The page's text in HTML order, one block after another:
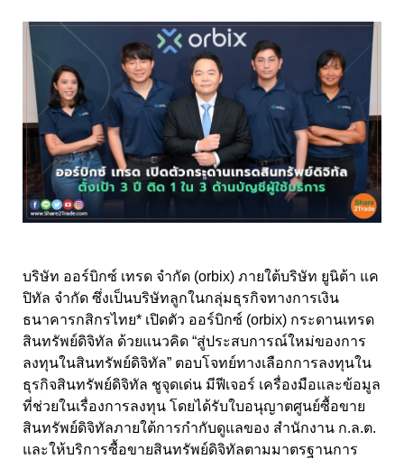
บริษัท ออร์บิกซ์ เทรด จำกัด (orbix) ภายใต้บริษัท ยูนิต้า แค
ปิทัล จำกัด ซึ่งเป็นบริษัทลูกในกลุ่มธุรกิจทางการเงิน
ธนาคารกสิกรไทย* เปิดตัว ออร์บิกซ์ (orbix) กระดานเทรด
สินทรัพย์ดิจิทัล ด้วยแนวคิด “สู่ประสบการณ์ใหม่ของการ
ลงทุนในสินทรัพย์ดิจิทัล” ตอบโจทย์ทางเลือกการลงทุนใน
ธุรกิจสินทรัพย์ดิจิทัล ชูจุดเด่น มีฟีเจอร์ เครื่องมือและข้อมูล
ที่ช่วยในเรื่องการลงทุน โดยได้รับใบอนุญาตศูนย์ซื้อขาย
สินทรัพย์ดิจิทัลภายใต้การกํากับดูแลของ สำนักงาน ก.ล.ต.
และให้บริการซื้อขายสินทรัพย์ดิจิทัลตามมาตรฐานการ